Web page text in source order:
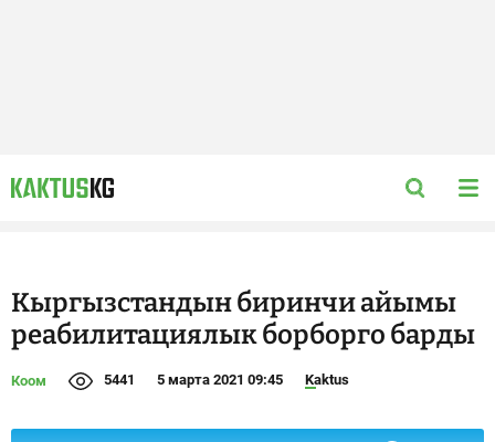
Кыргызстандын биринчи айымы
реабилитациялык борборго барды
Коом 5441 5 марта 2021 09:45 Kaktus